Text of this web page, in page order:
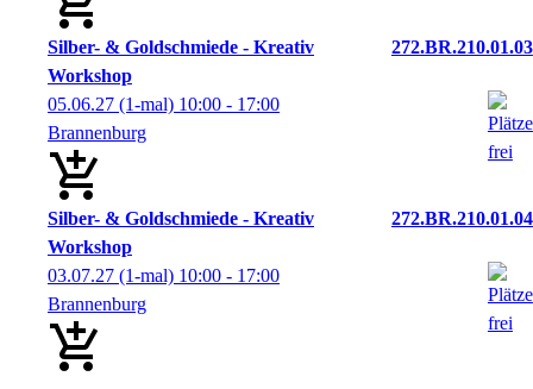
Silber- & Goldschmiede - Kreativ
Workshop
272.BR.210.01.03
05.06.27 (1-mal) 10:00 - 17:00
Brannenburg
Silber- & Goldschmiede - Kreativ
Workshop
272.BR.210.01.04
03.07.27 (1-mal) 10:00 - 17:00
Brannenburg